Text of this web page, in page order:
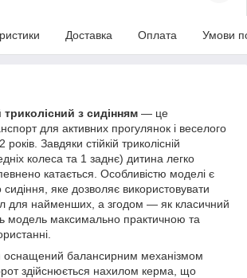
Доставка Оплата Умови
з сидінням — це
для активних прогулянок і веселого
років. Завдяки стійкій триколісній
колеса та 1 заднє) дитина легко
катається. Особливістю моделі є
сидіння, яке дозволяє використовувати
для найменших, а згодом — як класичний
модель максимально практичною та
оснащений балансирним механізмом
здійснюється нахилом керма, що